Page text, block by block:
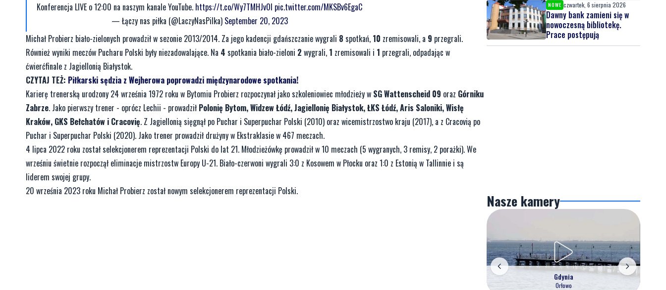
Konferencja LIVE o 12:00 na naszym kanale YouTube. https://t.co/Wy7TMHJv0I pic.twitter.com/MKSBv6EgaC
— Łączy nas piłka (@LaczyNasPilka) September 20, 2023
Michał Probierz biało-zielonych prowadził w sezonie 2013/2014. Za jego kadencji gdańszczanie wygrali 8 spotkań, 10 zremisowali, a 9 przegrali.
Również wyniki meczów Pucharu Polski były niezadowalające. Na 4 spotkania biało-zieloni 2 wygrali, 1 zremisowali i 1 przegrali, odpadając w
ćwierćfinale z Jagiellonią Białystok.
CZYTAJ TEŻ: Piłkarski sędzia z Wejherowa poprowadzi międzynarodowe spotkania!
Karierę trenerską urodzony 24 września 1972 roku w Bytomiu Probierz rozpoczynał jako szkoleniowiec młodzieży w SG Wattenscheid 09 oraz Górniku
Zabrze. Jako pierwszy trener - oprócz Lechii - prowadził Polonię Bytom, Widzew Łódź, Jagiellonię Białystok, ŁKS Łódź, Aris Saloniki, Wisłę
Kraków, GKS Bełchatów i Cracovię. Z Jagiellonią sięgnął po Puchar i Superpuchar Polski (2010) oraz wicemistrzostwo kraju (2017), a z Cracovią po
Puchar i Superpuchar Polski (2020). Jako trener prowadził drużyny w Ekstraklasie w 467 meczach.
4 lipca 2022 roku został selekcjonerem reprezentacji Polski do lat 21. Młodzieżówkę prowadził w 10 meczach (5 wygranych, 3 remisy, 2 porażki). We
wrześniu świetnie rozpoczął eliminacje mistrzostw Europy U-21. Biało-czerwoni wygrali 3:0 z Kosowem w Płocku oraz 1:0 z Estonią w Tallinnie i są
liderem swojej grupy.
20 września 2023 roku Michał Probierz został nowym selekcjonerem reprezentacji Polski.
NOWE czwartek, 6 sierpnia 2026
Dawny bank zamieni się w
nowoczesną bibliotekę.
Prace postępują
Nasze kamery
Gdynia
Orłowo